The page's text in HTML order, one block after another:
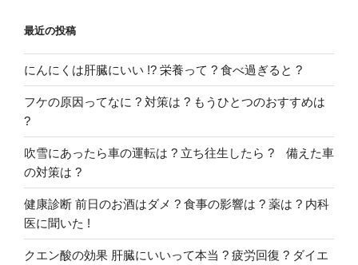
?”
ョ
ン
最近の投稿
にんにくは肝臓にいい !? 栄養って ? 食べ過ぎると ?
フケの原因ってなに ? 対策は ? もうひとつのおすすめは
?
吹雪にあったら車の運転は ? 立ち往生したら ? 備えた車
の対策は ?
健康診断 前日のお酒はダメ ? 食事の影響は ? 薬は ? 内科
医に聞いた !
クエン酸の効果 肝臓にいいって本当 ? 疲労回復 ? ダイエ